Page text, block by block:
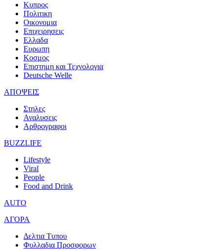
Κυπρος
Πολιτικη
Οικονομια
Επιχειρησεις
Ελλαδα
Ευρωπη
Κοσμος
Επιστημη και Τεχνολογια
Deutsche Welle
ΑΠΟΨΕΙΣ
Στηλες
Αναλυσεις
Αρθρογραφοι
BUZZLIFE
Lifestyle
Viral
People
Food and Drink
AUTO
ΑΓΟΡΑ
Δελτια Τυπου
Φυλλαδια Προσφορων